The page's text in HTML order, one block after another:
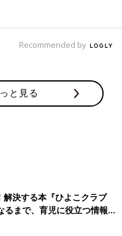
Recommended by
と見る
決する本『ひよこクラブ
まで、育児に役立つ情報が